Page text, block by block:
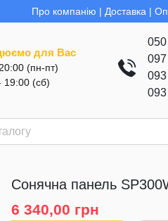
Про компанію | Доставка |
для Вас
(пн-пт)
19:00 (сб)
Cонячна панель
6 340,00 грн